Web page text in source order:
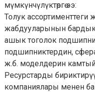
мүмкүнчүлүктөргө ээ:
Толук ассортименттеги
жабдууларынын бардык
ашык тоголок
подшипниктердин,
ж.б. моделдерин
Ресурстарды
компаниялары менен